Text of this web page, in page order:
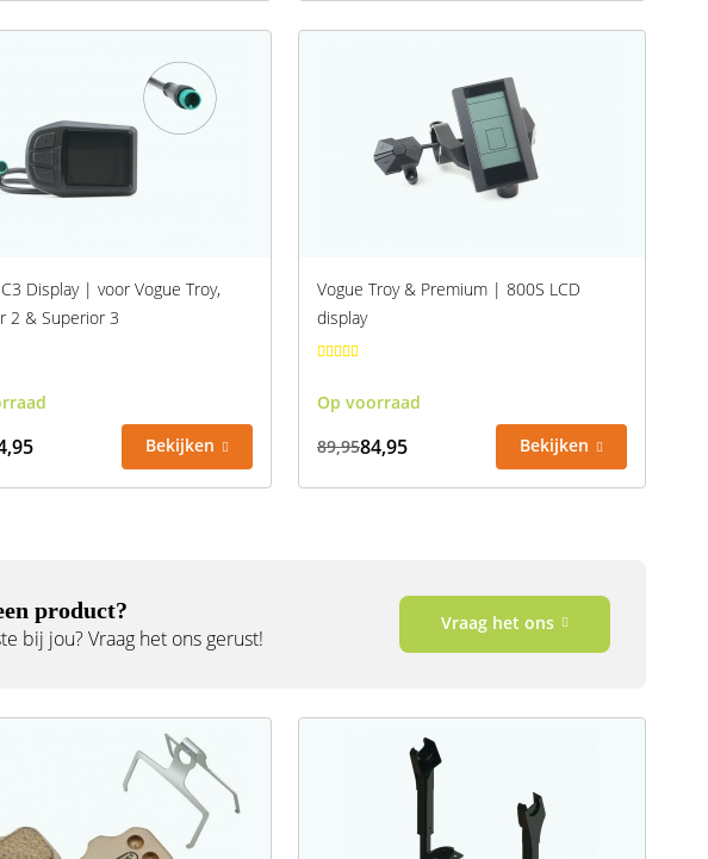
Display | voor Vogue Troy,
2 & Superior 3
Bekijken
Vogue Troy & Premium | 800S LCD
display
Op voorraad
89,9584,95 Bekijken
product?
bij jou? Vraag het ons gerust!
Vraag het ons